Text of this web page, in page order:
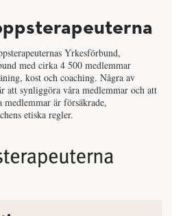
Yrkesförbund,
med cirka 4 500 medlemmar
kost och coaching. Några av
att synliggöra våra medlemmar och att
är försäkrade,
etiska regler.